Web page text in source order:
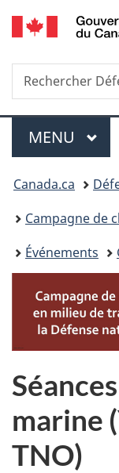
Rechercher
Défense
Menu
MENU
Vous
êtes
ici :
Canada.ca
Campagne de
Événements
marine
TNO)